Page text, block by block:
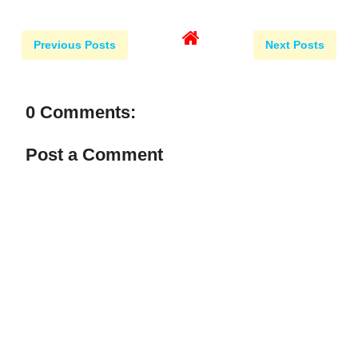
Previous Posts Next Posts
0 Comments:
Post a Comment